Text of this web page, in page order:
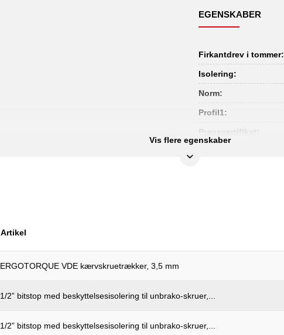
EGENSKABER
Firkantdrev i tommer:
Isolering:
Norm:
Profil1:
Prøvecertifikat:
Vis flere egenskaber
Artikel
ERGOTORQUE VDE kærvskruetrækker, 3,5 mm
1/2” bitstop med beskyttelsesisolering til unbrako-skruer,...
1/2” bitstop med beskyttelsesisolering til unbrako-skruer,...